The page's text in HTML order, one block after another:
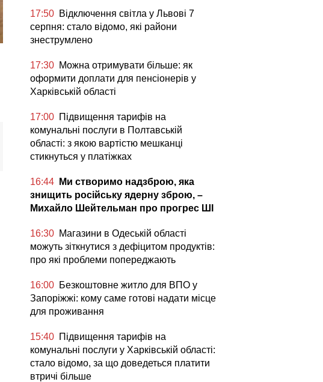
17:50 Відключення світла у Львові 7
серпня: стало відомо, які райони
знеструмлено
17:30 Можна отримувати більше: як
оформити доплати для пенсіонерів у
Харківській області
17:00 Підвищення тарифів на
комунальні послуги в Полтавській
області: з якою вартістю мешканці
стикнуться у платіжках
16:44
Ми створимо надзброю, яка
знищить російську ядерну зброю, –
Михайло Шейтельман про прогрес ШІ
16:30 Магазини в Одеській області
можуть зіткнутися з дефіцитом продуктів:
про які проблеми попереджають
16:00 Безкоштовне житло для ВПО у
Запоріжжі: кому саме готові надати місце
для проживання
15:40 Підвищення тарифів на
комунальні послуги у Харківській області:
стало відомо, за що доведеться платити
втричі більше